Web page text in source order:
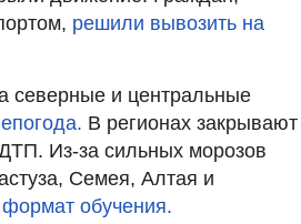
решили вывозить на
северные и центральные
В регионах закрывают
Из-за сильных морозов
Семея, Алтая и
обучения.